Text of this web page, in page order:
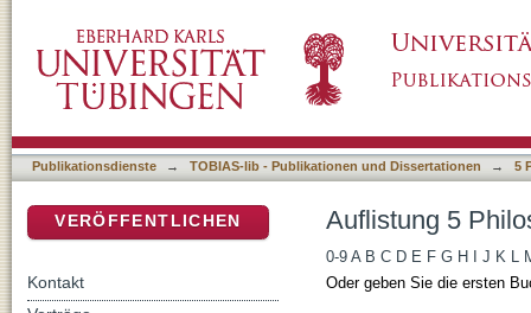
Publikationsdienste → TOBIAS-lib - Publikationen und Dissertationen → 5
Auflistung 5
0-9 A B C D E F G H J K L
Oder geben Sie die ersten
VERÖFFENTLICHEN
Kontakt